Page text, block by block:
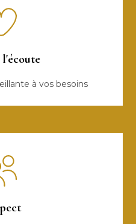
l'écoute
à vos besoins